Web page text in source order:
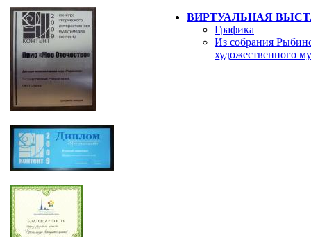
ВИРТУАЛЬНАЯ
Графика
Из собрания
художественного